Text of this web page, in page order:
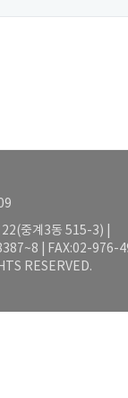
중계3동 515-3) |
| FAX:02-976-
RESERVED.